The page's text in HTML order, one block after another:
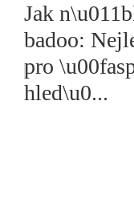
Jak
badoo:
pro
hled\u0...